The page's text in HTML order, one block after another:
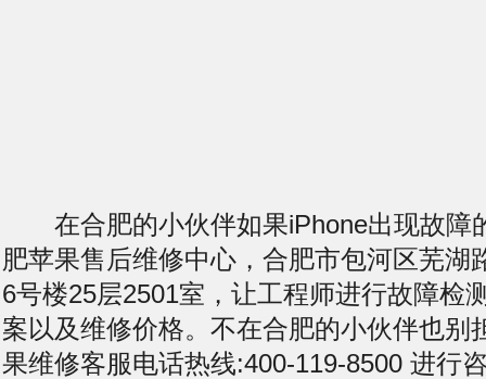
在合肥的小伙伴如果iPhone出现故障
肥苹果售后维修中心，合肥市包河区芜湖
6号楼25层2501室，让工程师进行故障检
案以及维修价格。不在合肥的小伙伴也别
果维修客服电话热线:400-119-8500 进行